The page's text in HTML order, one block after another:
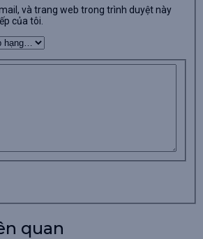
và trang web trong trình duyệt này
của tôi.
quan